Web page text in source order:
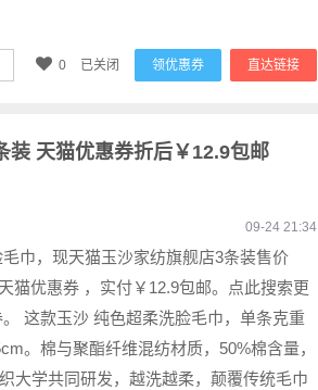
直达链接
领优惠券
0 已关闭
装 天猫优惠券折后￥12.9包邮
09-24 21:34
巾，现天猫玉沙家纺旗舰店3条装售价
猫优惠券 ，实付￥12.9包邮。点此搜索更
这款玉沙 纯色超柔洗脸毛巾，单条克重
。棉与聚酯纤维混纺材质，50%棉含量，
大学共同研发，越洗越柔，颠覆传统毛巾